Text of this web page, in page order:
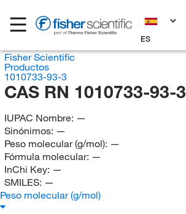
ES
Fisher Scientific
Productos
1010733-93-3
CAS RN 1010733-93-3
IUPAC Nombre: —
Sinónimos: —
Peso molecular (g/mol): —
Fórmula molecular: —
InChi Key: —
SMILES: —
Peso molecular (g/mol)